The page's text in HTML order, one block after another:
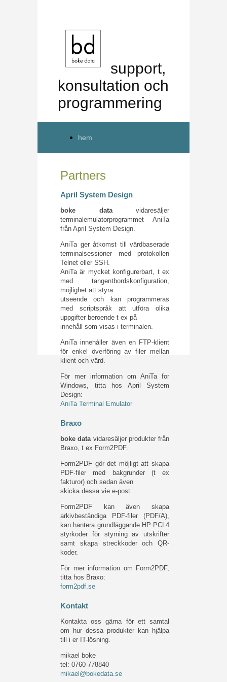
support,
konsultation och
programmering
hem
Partners
April System Design
boke datavidaresäljer
terminalemulatorprogrammet AniTa
från April System Design.
AniTa ger åtkomst till värdbaserade
terminalsessioner med protokollen
Telnet eller SSH.
AniTa är mycket konfigurerbart, t ex
med tangentbordskonfiguration,
möjlighet att styra
utseende och kan programmeras
med scriptspråk att utföra olika
uppgifter beroende t ex på
innehåll som visas i terminalen.
AniTa innehåller även en FTP-klient
för enkel överföring av filer mellan
klient och värd.
För mer information om AniTa for
Windows, titta hos April System
Design:
AniTa Terminal Emulator
Braxo
boke datavidaresäljer produkter från
Braxo, t ex Form2PDF.
Form2PDF gör det möjligt att skapa
PDF-filer med bakgrunder (t ex
fakturor) och sedan även
skicka dessa vie e-post.
Form2PDF kan även skapa
arkivbeständiga PDF-filer (PDF/A),
kan hantera grundläggande HP PCL4
styrkoder för styrning av utskrifter
samt skapa streckkoder och QR-
koder.
För mer information om Form2PDF,
titta hos Braxo:
form2pdf.se
Kontakt
Kontakta oss gärna för ett samtal
om hur dessa produkter kan hjälpa
till i er IT-lösning.
mikael boke
tel: 0760-778840
mikael@bokedata.se